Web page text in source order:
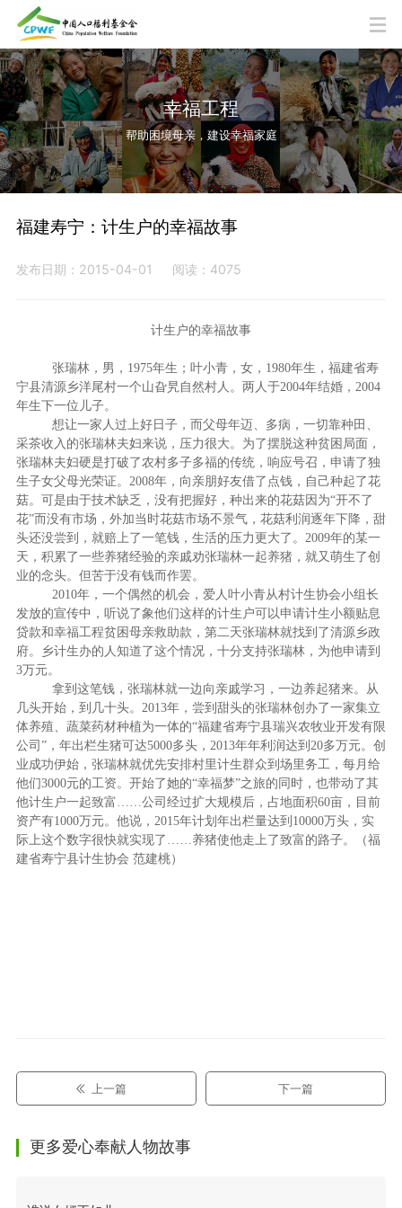
幸福工程
帮助困境母亲，建设幸福家庭
福建寿宁：计生户的幸福故事
发布日期：2015-04-01 阅读：4075
计生户的幸福故事
张瑞林，男，1975年生；叶小青，女，1980年生，福建省寿
宁县清源乡洋尾村一个山旮旯自然村人。两人于2004年结婚，2004
年生下一位儿子。
想让一家人过上好日子，而父母年迈、多病，一切靠种田、
采茶收入的张瑞林夫妇来说，压力很大。为了摆脱这种贫困局面，
张瑞林夫妇硬是打破了农村多子多福的传统，响应号召，申请了独
生子女父母光荣证。2008年，向亲朋好友借了点钱，自己种起了花
菇。可是由于技术缺乏，没有把握好，种出来的花菇因为“开不了
花”而没有市场，外加当时花菇市场不景气，花菇利润逐年下降，甜
头还没尝到，就赔上了一笔钱，生活的压力更大了。2009年的某一
天，积累了一些养猪经验的亲戚劝张瑞林一起养猪，就又萌生了创
业的念头。但苦于没有钱而作罢。
2010年，一个偶然的机会，爱人叶小青从村计生协会小组长
发放的宣传中，听说了象他们这样的计生户可以申请计生小额贴息
贷款和幸福工程贫困母亲救助款，第二天张瑞林就找到了清源乡政
府。乡计生办的人知道了这个情况，十分支持张瑞林，为他申请到
3万元。
拿到这笔钱，张瑞林就一边向亲戚学习，一边养起猪来。从
几头开始，到几十头。2013年，尝到甜头的张瑞林创办了一家集立
体养殖、蔬菜药材种植为一体的“福建省寿宁县瑞兴农牧业开发有限
公司”，年出栏生猪可达5000多头，2013年年利润达到20多万元。创
业成功伊始，张瑞林就优先安排村里计生群众到场里务工，每月给
他们3000元的工资。开始了她的“幸福梦”之旅的同时，也带动了其
他计生户一起致富……公司经过扩大规模后，占地面积60亩，目前
资产有1000万元。他说，2015年计划年出栏量达到10000万头，实
际上这个数字很快就实现了……养猪使他走上了致富的路子。（福
建省寿宁县计生协会 范建桃）
上一篇 下一篇
更多爱心奉献人物故事